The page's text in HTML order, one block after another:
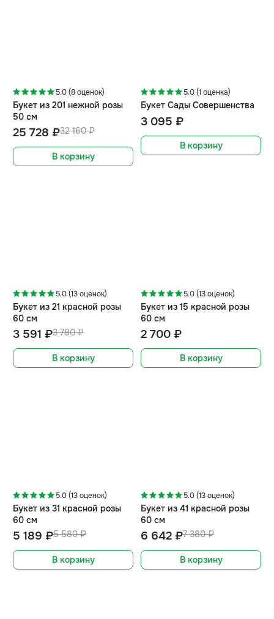
5.0 (8 оценок)
Букет из 201 нежной розы
50 см
32 160 ₽
25 728 ₽
В корзину
5.0 (1 оценка)
Букет Сады Совершенства
3 095 ₽
В корзину
5.0 (13 оценок)
Букет из 21 красной розы
60 см
3 780 ₽
3 591 ₽
В корзину
5.0 (13 оценок)
Букет из 15 красной розы
60 см
2 700 ₽
В корзину
5.0 (13 оценок)
Букет из 31 красной розы
60 см
5 580 ₽
5 189 ₽
В корзину
5.0 (13 оценок)
Букет из 41 красной розы
60 см
7 380 ₽
6 642 ₽
В корзину